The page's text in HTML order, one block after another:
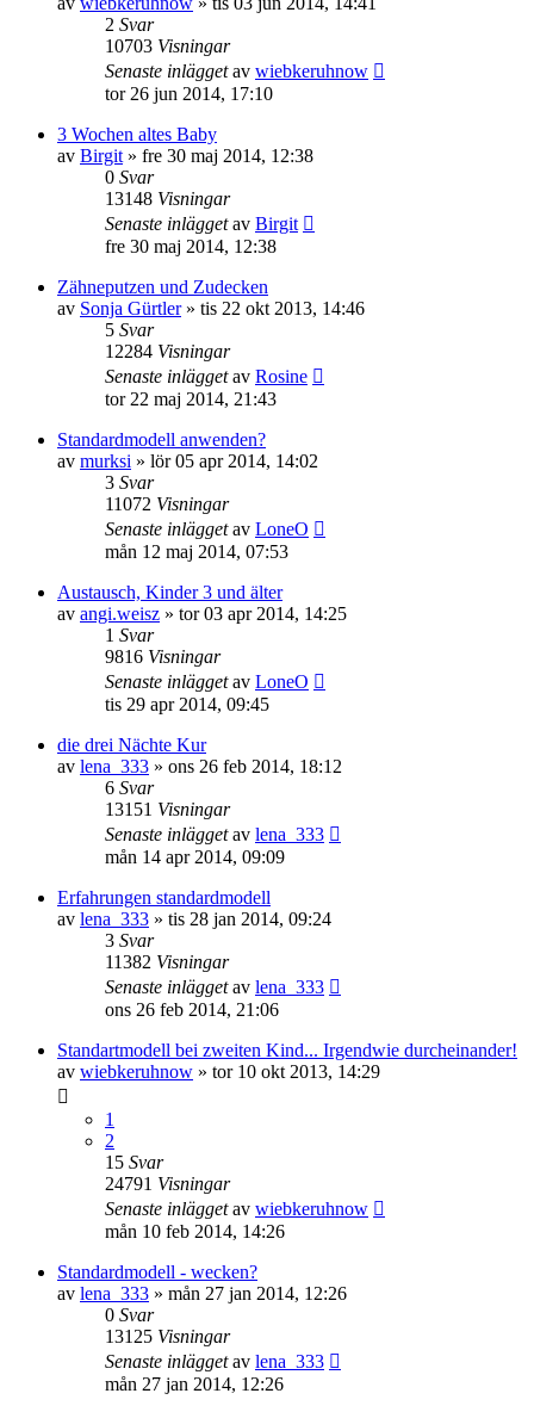
2 Svar
10703 Visningar
Senaste inläggetav wiebkeruhnow
tor 26 jun 2014, 17:10
3 Wochen altes Baby
av Birgit » fre 30 maj 2014, 12:38
0 Svar
13148 Visningar
Senaste inläggetav Birgit
fre 30 maj 2014, 12:38
Zähneputzen und Zudecken
av Sonja Gürtler» tis 22 okt 2013, 14:46
5 Svar
12284 Visningar
Senaste inläggetav Rosine
tor 22 maj 2014, 21:43
Standardmodell anwenden?
av murksi » lör 05 apr 2014, 14:02
3 Svar
11072 Visningar
Senaste inläggetav LoneO
mån 12 maj 2014, 07:53
Austausch, Kinder 3 und älter
av angi.weisz » tor 03 apr 2014, 14:25
1 Svar
9816 Visningar
Senaste inläggetav LoneO
tis 29 apr 2014, 09:45
die drei Nächte Kur
av lena_333 » ons 26 feb 2014, 18:12
6 Svar
13151 Visningar
Senaste inläggetav lena_333
mån 14 apr 2014, 09:09
Erfahrungen standardmodell
av lena_333 » tis 28 jan 2014, 09:24
3 Svar
11382 Visningar
Senaste inläggetav lena_333
ons 26 feb 2014, 21:06
Standartmodell bei zweiten Kind... Irgendwie durcheinander!
av wiebkeruhnow » tor 10 okt 2013, 14:29
1
2
15 Svar
24791 Visningar
Senaste inläggetav wiebkeruhnow
mån 10 feb 2014, 14:26
Standardmodell - wecken?
av lena_333 » mån 27 jan 2014, 12:26
0 Svar
13125 Visningar
Senaste inläggetav lena_333
mån 27 jan 2014, 12:26